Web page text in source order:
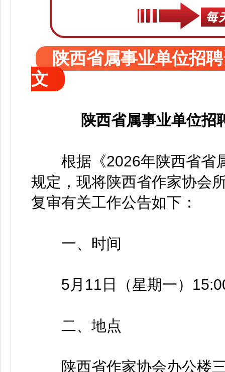
陕西省属事业单位招
文
陕西省属事业单位招
根据《2026年陕西省省
规定，现将陕西省作家协会
复审有关工作公告如下：
一、时间
5月11日（星期一）
二、地点
陕西省作家协会办公楼三